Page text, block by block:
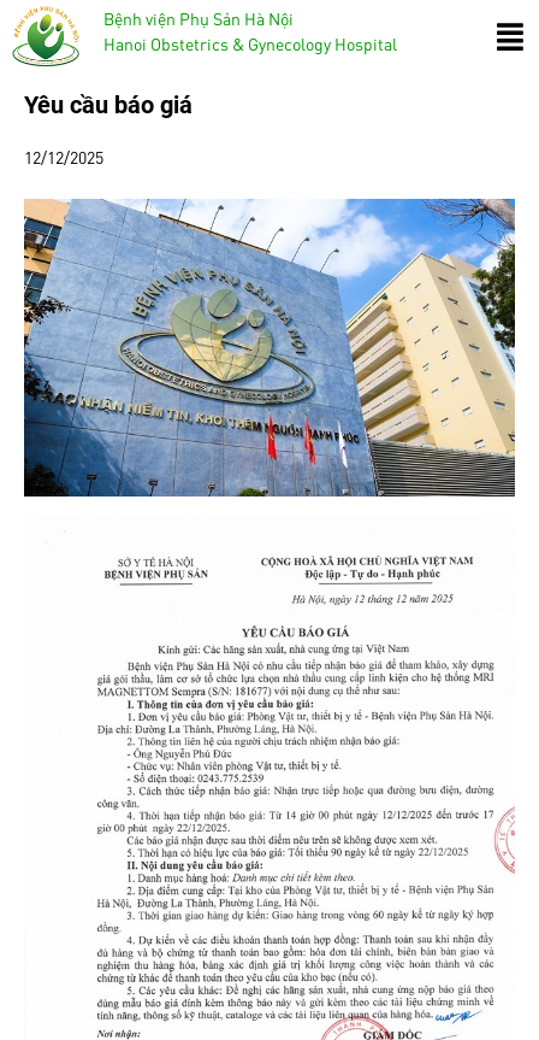
Bệnh viện Phụ Sản Hà Nội
Hanoi Obstetrics & Gynecology Hospital
Yêu cầu báo giá
12/12/2025